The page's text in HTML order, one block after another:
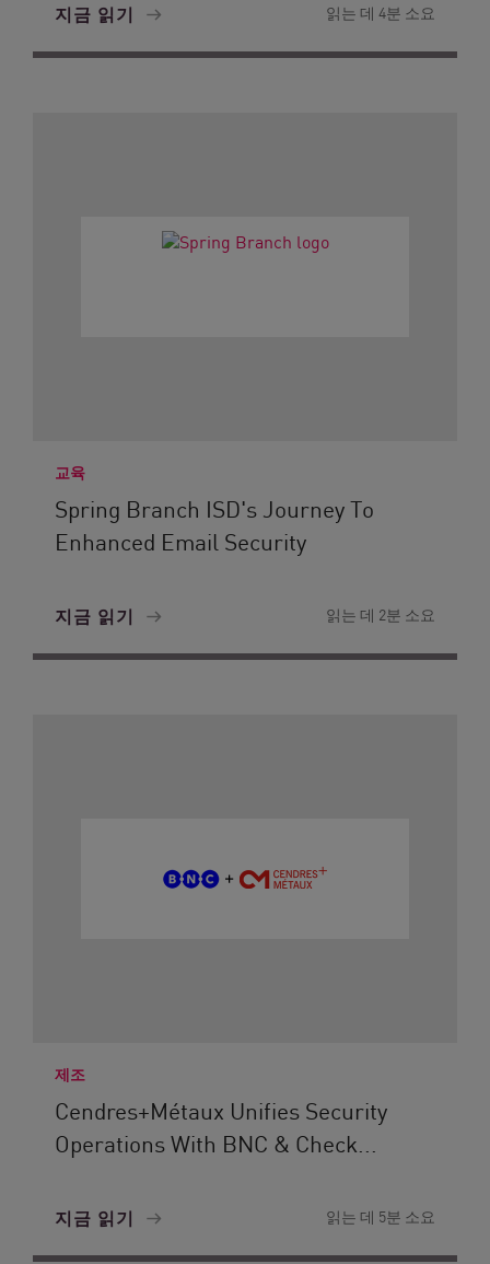
지금 읽기 읽는 데 4분 소요
교육
Spring Branch ISD's Journey To
Enhanced Email Security
지금 읽기 읽는 데 2분 소요
제조
Cendres+Métaux Unifies Security
Operations With BNC & Check...
지금 읽기 읽는 데 5분 소요